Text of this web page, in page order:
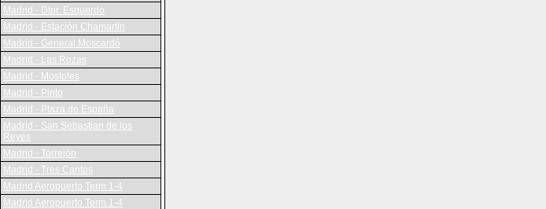
Madrid - Dtor. Esquerdo
Madrid - Estación Chamartin
Madrid - General Moscardó
Madrid - Las Rozas
Madrid - Mostoles
Madrid - Pinto
Madrid - Plaza de España
Madrid - San Sebastian de los
Reyes
Madrid - Torrejón
Madrid - Tres Cantos
Madrid Aeropuerto Term 1-4
Madrid Aeropuerto Term 1-4